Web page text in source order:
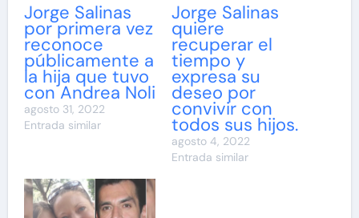
Jorge Salinas
por primera vez
reconoce
públicamente a
la hija que tuvo
con Andrea Noli
agosto 31, 2022
Entrada similar
Jorge Salinas
quiere
recuperar el
tiempo y
expresa su
deseo por
convivir con
todos sus hijos.
agosto 4, 2022
Entrada similar